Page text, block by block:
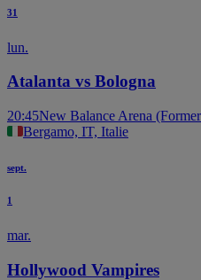
31
lun.
Atalanta vs Bologna
20:45New Balance Arena
Bergamo, IT, Italie
sept.
1
mar.
Hollywood Vampires